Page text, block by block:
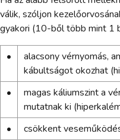
válik, szóljon
gyakori (10-ből több mint 1
•
alacsony vérnyomás,
kábultságot okozhat
•
magas káliumszint a
mutatnak ki
•
csökkent